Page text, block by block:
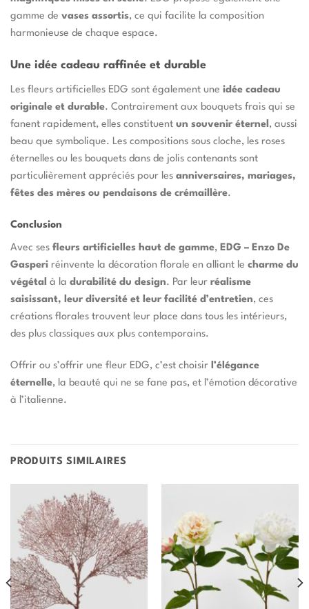
gamme de vases assortis, ce qui facilite la composition
harmonieuse de chaque espace.
Une idée cadeau raffinée et durable
Les fleurs artificielles EDG sont également une idée cadeau
originale et durable. Contrairement aux bouquets frais qui se
fanent rapidement, elles constituent un souvenir éternel, aussi
beau que symbolique. Les compositions sous cloche, les roses
éternelles ou les bouquets dans de jolis contenants sont
particulièrement appréciés pour les anniversaires, mariages,
fêtes des mères ou pendaisons de crémaillère.
Conclusion
Avec ses fleurs artificielles haut de gamme, EDG – Enzo De
Gasperi réinvente la décoration florale en alliant le charme du
végétal à la durabilité du design. Par leur réalisme
saisissant, leur diversité et leur facilité d’entretien, ces
créations florales trouvent leur place dans tous les intérieurs,
des plus classiques aux plus contemporains.
Offrir ou s’offrir une fleur EDG, c’est choisir l’élégance
éternelle, la beauté qui ne se fane pas, et l’émotion décorative
à l’italienne.
PRODUITS SIMILAIRES